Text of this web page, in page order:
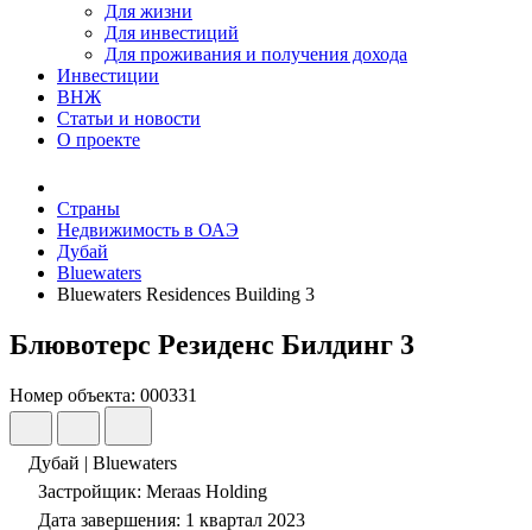
Для жизни
Для инвестиций
Для проживания и получения дохода
Инвестиции
ВНЖ
Статьи и новости
О проекте
Страны
Недвижимость в ОАЭ
Дубай
Bluewaters
Bluewaters Residences Building 3
Блювотерс Резиденс Билдинг 3
Номер объекта: 000331
Дубай | Bluewaters
Застройщик: Meraas Holding
Дата завершения: 1 квартал 2023